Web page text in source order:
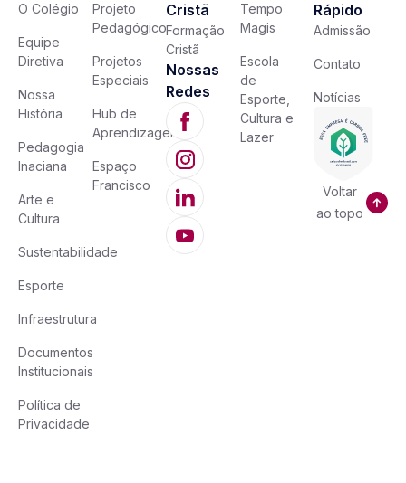
O Colégio
Equipe
Diretiva
Nossa
História
Pedagogia
Inaciana
Arte e
Cultura
Sustentabilidade
Esporte
Infraestrutura
Documentos
Institucionais
Política de
Privacidade
Projeto
Pedagógico
Projetos
Especiais
Hub de
Aprendizagem
Espaço
Francisco
Cristã
Formação
Cristã
Nossas
Redes
Tempo
Magis
Escola
de
Esporte,
Cultura e
Lazer
Rápido
Admissão
Contato
Notícias
Voltar
ao topo